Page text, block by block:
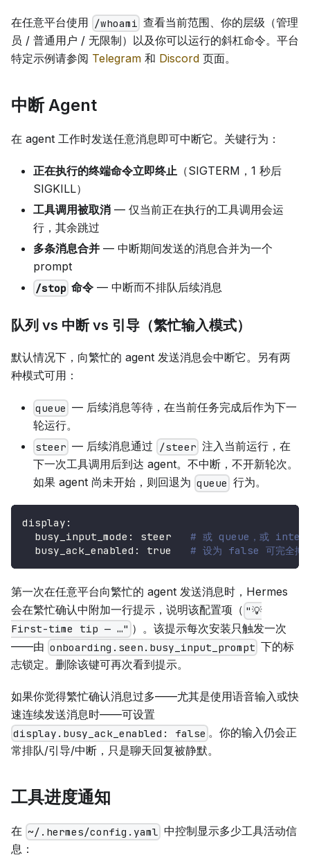
在任意平台使用 /whoami 查看当前范围、你的层级（管理
员 / 普通用户 / 无限制）以及你可以运行的斜杠命令。平台
特定示例请参阅 Telegram 和 Discord 页面。
中断 Agent
在 agent 工作时发送任意消息即可中断它。关键行为：
正在执行的终端命令立即终止 （SIGTERM，1 秒后
SIGKILL）
工具调用被取消 — 仅当前正在执行的工具调用会运
行，其余跳过
多条消息合并 — 中断期间发送的消息合并为一个
prompt
/stop 命令 — 中断而不排队后续消息
队列 vs 中断 vs 引导（繁忙输入模式）
默认情况下，向繁忙的 agent 发送消息会中断它。另有两
种模式可用：
queue — 后续消息等待，在当前任务完成后作为下一
轮运行。
steer — 后续消息通过 /steer 注入当前运行，在
下一次工具调用后到达 agent。不中断，不开新轮次。
如果 agent 尚未开始，则回退为 queue 行为。
display :
busy_input_mode : steer # 或 queue，或
busy_ack_enabled : true # 设为 false 可完全抑
第一次在任意平台向繁忙的 agent 发送消息时，Hermes
会在繁忙确认中附加一行提示，说明该配置项（ "💡
First-time tip — …" ）。该提示每次安装只触发一次
——由 onboarding.seen.busy_input_prompt 下的标
志锁定。删除该键可再次看到提示。
如果你觉得繁忙确认消息过多——尤其是使用语音输入或快
速连续发送消息时——可设置
display.busy_ack_enabled: false 。你的输入仍会正
常排队/引导/中断，只是聊天回复被静默。
工具进度通知
在 ~/.hermes/config.yaml 中控制显示多少工具活动信
息：